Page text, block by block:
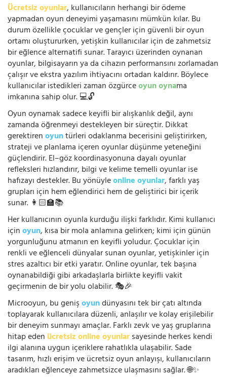
Ücretsiz oyunlar, kullanıcıların herhangi bir ödeme
yapmadan oyun deneyimi yaşamasını mümkün kılar. Bu
durum özellikle çocuklar ve gençler için güvenli bir oyun
ortamı oluştururken, yetişkin kullanıcılar için de zahmetsiz
bir eğlence alternatifi sunar. Tarayıcı üzerinden oynanan
oyunlar, bilgisayarın ya da cihazın performansını zorlamadan
çalışır ve ekstra yazılım ihtiyacını ortadan kaldırır. Böylece
kullanıcılar istedikleri zaman özgürceoyun oynama
imkanına sahip olur. 💻🔓
Oyun oynamak sadece keyifli bir alışkanlık değil, aynı
zamanda öğrenmeyi destekleyen bir süreçtir. Dikkat
gerektirenoyuntürleri odaklanma becerisini geliştirirken,
strateji ve planlama içeren oyunlar düşünme yeteneğini
güçlendirir. El–göz koordinasyonuna dayalı oyunlar
refleksleri hızlandırır, bilgi ve kelime temelli oyunlar ise
hafızayı destekler. Bu yönüyleonline oyunlar, farklı yaş
grupları için hem eğlendirici hem de geliştirici bir içerik
sunar. 👩🏻‍🏫📚
Her kullanıcının oyunla kurduğu ilişki farklıdır. Kimi kullanıcı
içinoyun, kısa bir mola anlamına gelirken; kimi için günün
yorgunluğunu atmanın en keyifli yoludur. Çocuklar için
renkli ve eğlenceli dünyalar sunan oyunlar, yetişkinler için
stres azaltıcı bir etki yaratır. Online oyunlar, tek başına
oynanabildiği gibi arkadaşlarla birlikte keyifli vakit
geçirmenin de bir yolu olabilir. 🎭🎉
Microoyun, bu genişoyundünyasını tek bir çatı altında
toplayarak kullanıcılara düzenli, anlaşılır ve kolay erişilebilir
bir deneyim sunmayı amaçlar. Farklı zevk ve yaş gruplarına
hitap eden ücretsiz online oyunlarsayesinde herkes kendi
ilgi alanına uygun içeriklere rahatlıkla ulaşabilir. Sade
tasarım, hızlı erişim ve ücretsiz oyun anlayışı, kullanıcıların
aradıkları eğlenceye zahmetsizce ulaşmasını sağlar. 🌐✨